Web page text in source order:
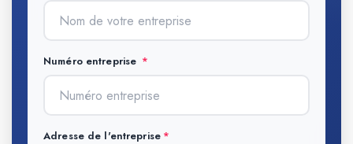
Numéro entreprise
Adresse de l'entreprise